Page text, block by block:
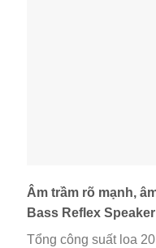
Âm trầm rõ mạnh,
Bass Reflex Speaker
Tổng công suất loa